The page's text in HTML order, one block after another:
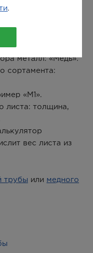
металл: «Медь».
сортамента:
«М1».
листа: толщина,
вес листа из
трубы или медного
.